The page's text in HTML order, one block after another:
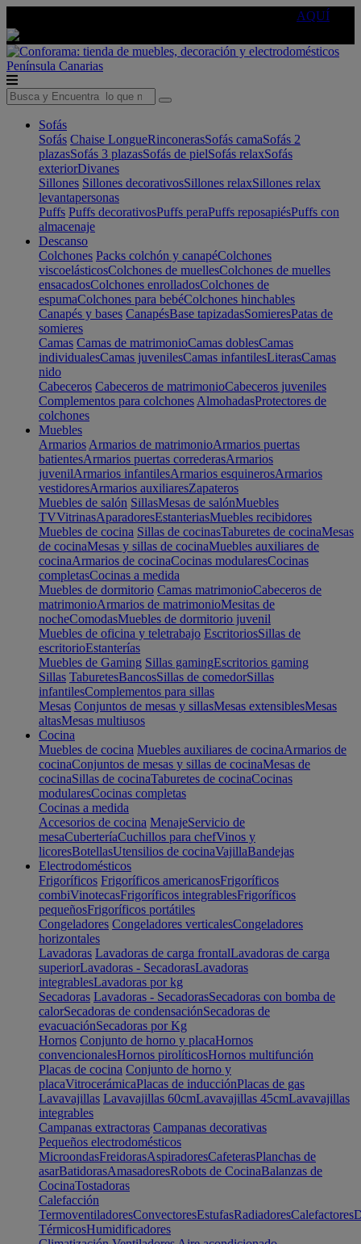
AQUÍ
Península Canarias
Sofás
Sofás Chaise LongueRinconerasSofás camaSofás 2
plazasSofás 3 plazasSofás de pielSofás relaxSofás
exteriorDivanes
Sillones Sillones decorativosSillones relaxSillones relax
levantapersonas
Puffs Puffs decorativosPuffs peraPuffs reposapiésPuffs con
almacenaje
Descanso
Colchones Packs colchón y canapéColchones
viscoelásticosColchones de muellesColchones de muelles
ensacadosColchones enrolladosColchones de
espumaColchones para bebéColchones hinchables
Canapés y bases CanapésBase tapizadasSomieresPatas de
somieres
Camas Camas de matrimonioCamas doblesCamas
individualesCamas juvenilesCamas infantilesLiterasCamas
nido
Cabeceros Cabeceros de matrimonioCabeceros juveniles
Complementos para colchones AlmohadasProtectores de
colchones
Muebles
Armarios Armarios de matrimonioArmarios puertas
batientesArmarios puertas correderasArmarios
juvenilArmarios infantilesArmarios esquinerosArmarios
vestidoresArmarios auxiliaresZapateros
Muebles de salón SillasMesas de salónMuebles
TVVitrinasAparadoresEstanteriasMuebles recibidores
Muebles de cocina Sillas de cocinasTaburetes de cocinaMesas
de cocinaMesas y sillas de cocinaMuebles auxiliares de
cocinaArmarios de cocinaCocinas modularesCocinas
completasCocinas a medida
Muebles de dormitorio Camas matrimonioCabeceros de
matrimonioArmarios de matrimonioMesitas de
nocheComodasMuebles de dormitorio juvenil
Muebles de oficina y teletrabajo EscritoriosSillas de
escritorioEstanterías
Muebles de Gaming Sillas gamingEscritorios gaming
Sillas TaburetesBancosSillas de comedorSillas
infantilesComplementos para sillas
Mesas Conjuntos de mesas y sillasMesas extensiblesMesas
altasMesas multiusos
Cocina
Muebles de cocina Muebles auxiliares de cocinaArmarios de
cocinaConjuntos de mesas y sillas de cocinaMesas de
cocinaSillas de cocinaTaburetes de cocinaCocinas
modularesCocinas completas
Cocinas a medida
Accesorios de cocina MenajeServicio de
mesaCuberteríaCuchillos para chefVinos y
licoresBotellasUtensilios de cocinaVajillaBandejas
Electrodomésticos
Frigoríficos Frigoríficos americanosFrigoríficos
combiVinotecasFrigoríficos integrablesFrigoríficos
pequeñosFrigoríficos portátiles
Congeladores Congeladores verticalesCongeladores
horizontales
Lavadoras Lavadoras de carga frontalLavadoras de carga
superiorLavadoras - SecadorasLavadoras
integrablesLavadoras por kg
Secadoras Lavadoras - SecadorasSecadoras con bomba de
calorSecadoras de condensaciónSecadoras de
evacuaciónSecadoras por Kg
Hornos Conjunto de horno y placaHornos
convencionalesHornos pirolíticosHornos multifunción
Placas de cocina Conjunto de horno y
placaVitrocerámicaPlacas de inducciónPlacas de gas
Lavavajillas Lavavajillas 60cmLavavajillas 45cmLavavajillas
integrables
Campanas extractoras Campanas decorativas
Pequeños electrodomésticos
MicroondasFreidorasAspiradoresCafeterasPlanchas de
asarBatidorasAmasadoresRobots de CocinaBalanzas de
CocinaTostadoras
Calefacción
TermoventiladoresConvectoresEstufasRadiadoresCalefactores
TérmicosHumidificadores